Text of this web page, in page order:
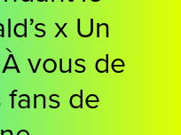
x Un
vous de
fans de